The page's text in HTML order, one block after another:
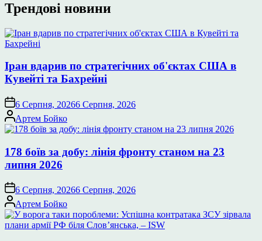
Трендові новини
Іран вдарив по стратегічних об'єктах США в
Кувейті та Бахрейні
6 Серпня, 20266 Серпня, 2026
Опубліковано
Артем Бойко
178 боїв за добу: лінія фронту станом на 23
липня 2026
6 Серпня, 20266 Серпня, 2026
Опубліковано
Артем Бойко